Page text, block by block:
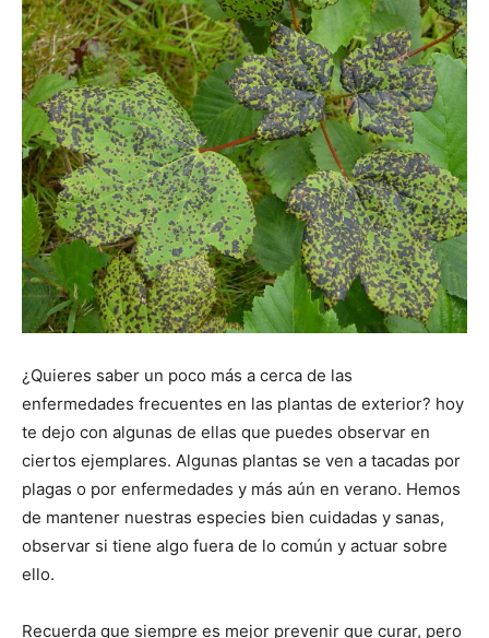
¿Quieres saber un poco más a cerca de las
enfermedades frecuentes en las plantas de exterior? hoy
te dejo con algunas de ellas que puedes observar en
ciertos ejemplares. Algunas plantas se ven a tacadas por
plagas o por enfermedades y más aún en verano. Hemos
de mantener nuestras especies bien cuidadas y sanas,
observar si tiene algo fuera de lo común y actuar sobre
ello.
Recuerda que siempre es mejor prevenir que curar, pero